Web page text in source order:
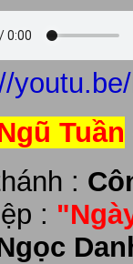
Tuần
:
: